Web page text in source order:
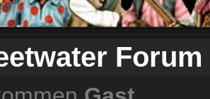
Forum